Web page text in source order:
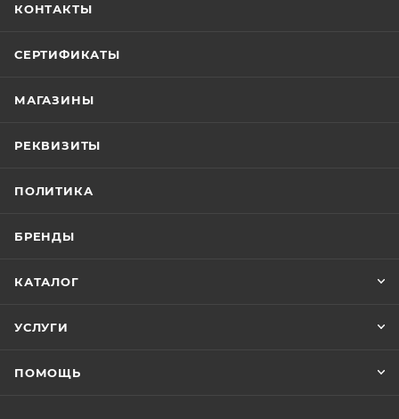
КОНТАКТЫ
СЕРТИФИКАТЫ
МАГАЗИНЫ
РЕКВИЗИТЫ
ПОЛИТИКА
БРЕНДЫ
КАТАЛОГ
УСЛУГИ
ПОМОЩЬ